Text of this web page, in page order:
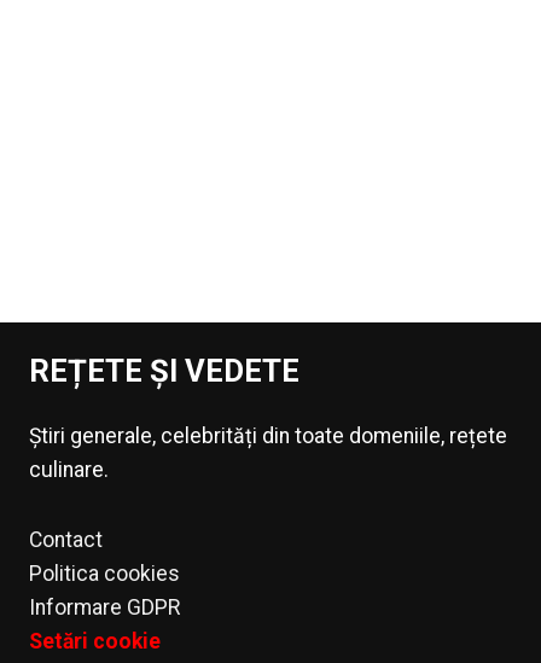
REȚETE ȘI VEDETE
Știri generale, celebrități din toate domeniile, rețete
culinare.
Contact
Politica cookies
Informare GDPR
Setări cookie